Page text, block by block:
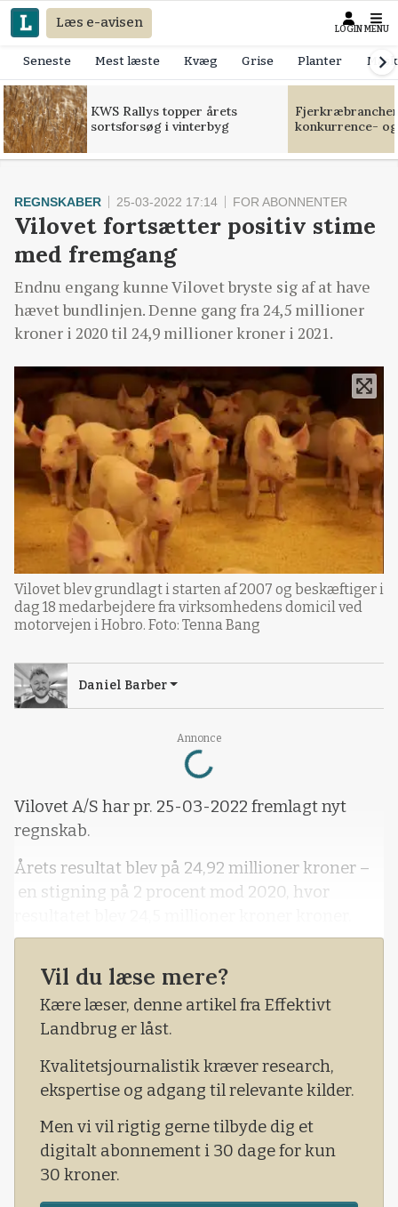
Læs e-avisen LOGIN MENU
Seneste Mest læste Kvæg Grise Planter
KWS Rallys topper årets
sortsforsøg i vinterbyg
konkurrence-
Annonce
Loading...
REGNSKABER 25-03-2022 17:14 FOR ABONNENTER
Vilovet fortsætter positiv stime
med fremgang
Endnu engang kunne Vilovet bryste sig af at have
hævet bundlinjen. Denne gang fra 24,5 millioner
kroner i 2020 til 24,9 millioner kroner i 2021.
Vilovet blev grundlagt i starten af 2007 og beskæftiger i
dag 18 medarbejdere fra virksomhedens domicil ved
motorvejen i Hobro. Foto: Tenna Bang
Daniel Barber
Vilovet A/S har pr. 25-03-2022 fremlagt nyt
regnskab.
Årets resultat blev på 24,92 millioner kroner –
en stigning på 2 procent mod 2020, hvor
kroner mod 24,5 millioner kroner i 2020. Årets
resultat før skat udgør 32 millioner kroner,
hvilket er tilfredsstillende i forhold til det
kroner, fremgår det i ledelsesberetningen.
Vil du læse mere?
Kære læser, denne artikel fra Effektivt
Landbrug er låst.
Kvalitetsjournalistik kræver research,
ekspertise og adgang til relevante kilder.
Men vi vil rigtig gerne tilbyde dig et
digitalt abonnement i 30 dage for kun
30 kroner.